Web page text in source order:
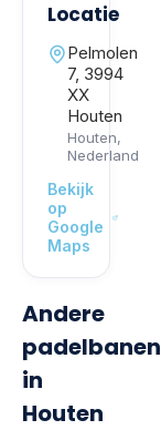
Locatie
Pelmolen
7, 3994
XX
Houten
Houten,
Nederland
Bekijk
op
Google
Maps
Andere
padelbanen
in
Houten